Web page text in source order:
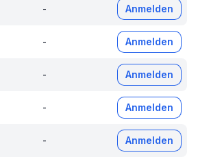
- Anmelden
- Anmelden
- Anmelden
- Anmelden
- Anmelden